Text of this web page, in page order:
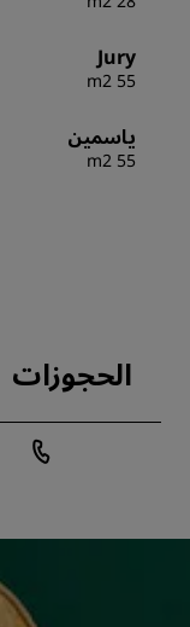
Jury
55 m2
ياسمين
55 m2
الحجوزات